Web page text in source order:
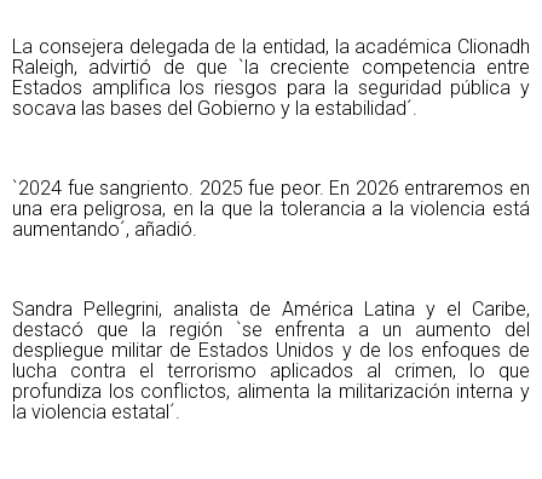
La consejera delegada de la entidad, la académica Clionadh
Raleigh, advirtió de que `la creciente competencia entre
Estados amplifica los riesgos para la seguridad pública y
socava las bases del Gobierno y la estabilidad´.
`2024 fue sangriento. 2025 fue peor. En 2026 entraremos en
una era peligrosa, en la que la tolerancia a la violencia está
aumentando´, añadió.
Sandra Pellegrini, analista de América Latina y el Caribe,
destacó que la región `se enfrenta a un aumento del
despliegue militar de Estados Unidos y de los enfoques de
lucha contra el terrorismo aplicados al crimen, lo que
profundiza los conflictos, alimenta la militarización interna y
la violencia estatal´.